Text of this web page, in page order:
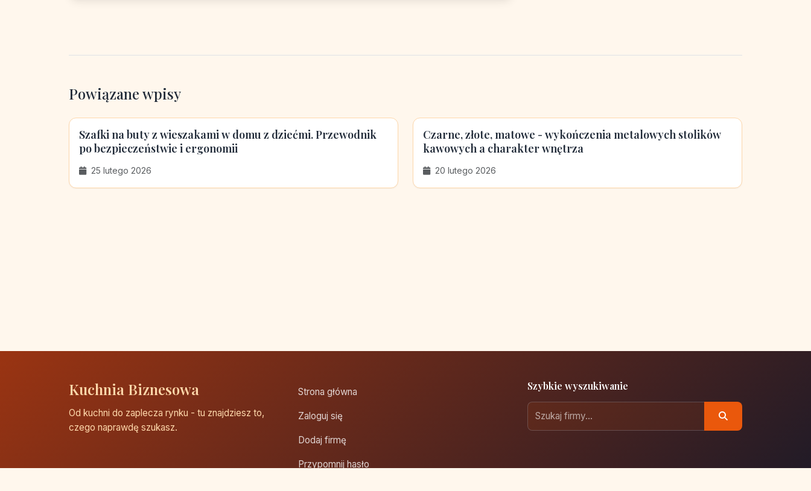
Powiązane wpisy
Szafki na buty z wieszakami w domu z dziećmi. Przewodnik
po bezpieczeństwie i ergonomii
25 lutego 2026
Czarne, złote, matowe - wykończenia metalowych stolików
kawowych a charakter wnętrza
20 lutego 2026
Kuchnia Biznesowa
Od kuchni do zaplecza rynku - tu znajdziesz to,
czego naprawdę szukasz.
Strona główna
Zaloguj się
Dodaj firmę
Przypomnij hasło
Szybkie wyszukiwanie